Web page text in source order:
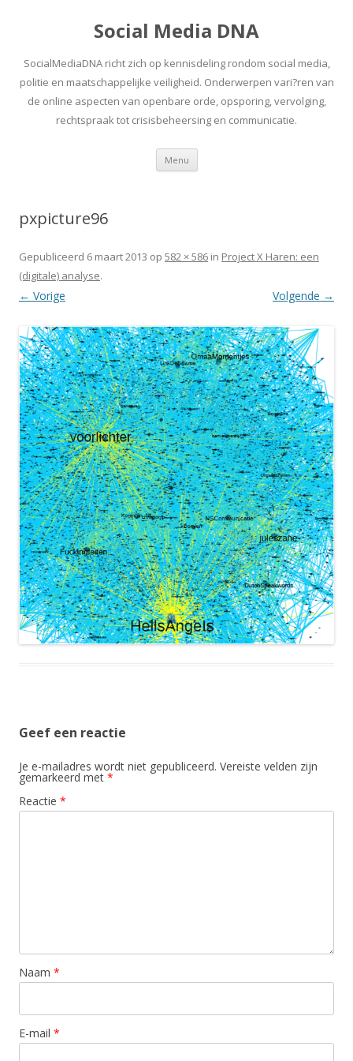
Social Media DNA
SocialMediaDNA richt zich op kennisdeling rondom social media,
politie en maatschappelijke veiligheid. Onderwerpen vari?ren van
de online aspecten van openbare orde, opsporing, vervolging,
rechtspraak tot crisisbeheersing en communicatie.
Menu Spring
inhoud
pxpicture96
Gepubliceerd 6 maart 2013 op 582 × 586 in Project X Haren: een
(digitale) analyse.
← Vorige Volgende →
Geef een reactie
Je e-mailadres wordt niet gepubliceerd. Vereiste velden zijn
gemarkeerd met *
Reactie *
Naam *
E-mail *